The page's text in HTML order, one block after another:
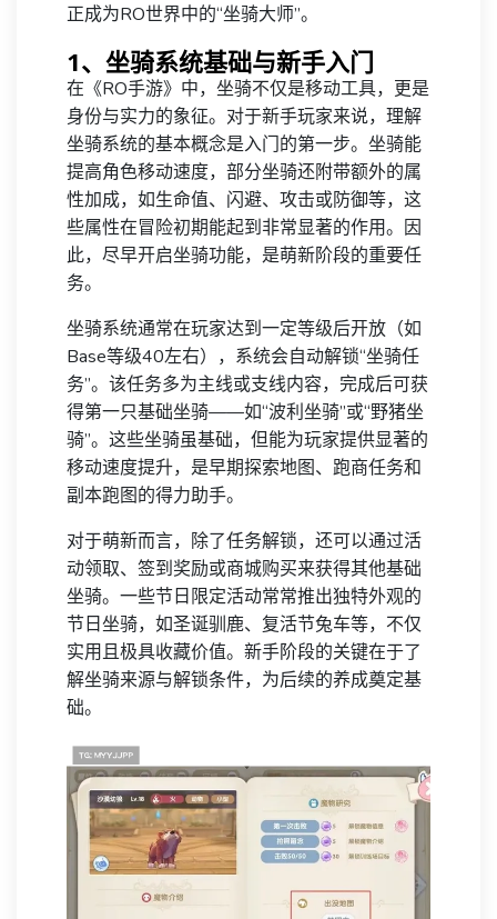
正成为RO世界中的“坐骑大师”。
1、坐骑系统基础与新手入门
在《RO手游》中，坐骑不仅是移动工具，更是
身份与实力的象征。对于新手玩家来说，理解
坐骑系统的基本概念是入门的第一步。坐骑能
提高角色移动速度，部分坐骑还附带额外的属
性加成，如生命值、闪避、攻击或防御等，这
些属性在冒险初期能起到非常显著的作用。因
此，尽早开启坐骑功能，是萌新阶段的重要任
务。
坐骑系统通常在玩家达到一定等级后开放（如
Base等级40左右），系统会自动解锁“坐骑任
务”。该任务多为主线或支线内容，完成后可获
得第一只基础坐骑——如“波利坐骑”或“野猪坐
骑”。这些坐骑虽基础，但能为玩家提供显著的
移动速度提升，是早期探索地图、跑商任务和
副本跑图的得力助手。
对于萌新而言，除了任务解锁，还可以通过活
动领取、签到奖励或商城购买来获得其他基础
坐骑。一些节日限定活动常常推出独特外观的
节日坐骑，如圣诞驯鹿、复活节兔车等，不仅
实用且极具收藏价值。新手阶段的关键在于了
解坐骑来源与解锁条件，为后续的养成奠定基
础。